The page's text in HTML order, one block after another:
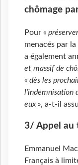
chômage
Pour «
menacés par
a également
et massif de
« dès les
l'indemnisation
eux », a-t-il
3/ Appel au
Emmanuel
Français à